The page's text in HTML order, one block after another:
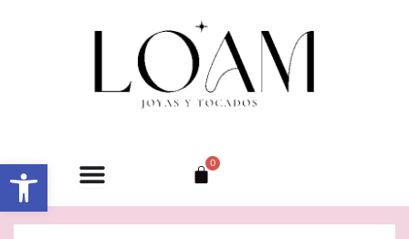
Abrir barra de herramientas 0
Carrito